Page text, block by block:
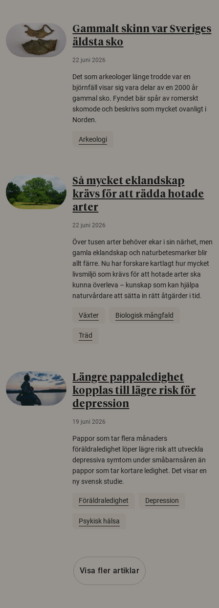
Gammalt skinn var Sveriges
äldsta sko
22 juni 2026
Det som arkeologer länge trodde var en
björnfäll visar sig vara delar av en 2000 år
gammal sko. Fyndet bär spår av romerskt
skomode och beskrivs som mycket ovanligt i
Norden.
Arkeologi
Så mycket eklandskap
krävs för att rädda hotade
arter
22 juni 2026
Över tusen arter behöver ekar i sin närhet, men
gamla eklandskap och naturbetesmarker blir
allt färre. Nu har forskare kartlagt hur mycket
livsmiljö som krävs för att hotade arter ska
kunna överleva – kunskap som kan hjälpa
naturvårdare att sätta in rätt åtgärder i tid.
Växter Biologisk mångfald
Träd
Längre pappaledighet
kopplas till lägre risk för
depression
19 juni 2026
Pappor som tar flera månaders
föräldraledighet löper lägre risk att utveckla
depressiva symtom under småbarnsåren än
pappor som tar kortare ledighet. Det visar en
ny svensk studie.
Föräldraledighet Depression
Psykisk hälsa
Visa fler artiklar